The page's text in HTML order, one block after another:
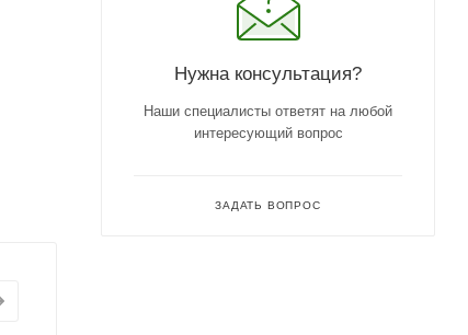
Нужна консультация?
Наши специалисты ответят на любой
интересующий вопрос
ЗАДАТЬ ВОПРОС